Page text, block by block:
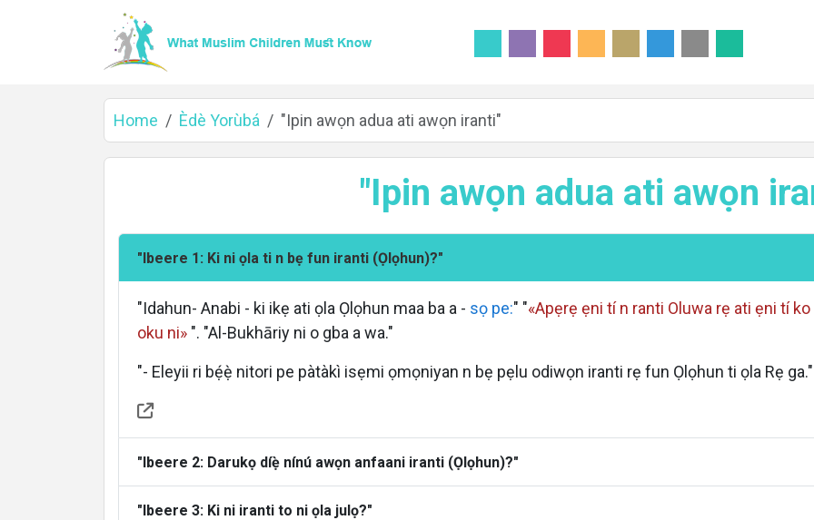
Home Èdè Yorùbá "Ipin awọn adua ati awọn iranti"
"Ipin awọn adua ati awọn
"Ibeere 1: Ki ni ọla ti n bẹ fun iranti (Ọlọhun)?"
"Idahun- Anabi - ki ikẹ ati ọla Ọlọhun maa ba a - sọ pe:" "«Apẹrẹ ẹni tí n ranti Oluwa rẹ ati ẹni tí
oku ni» ". "Al-Bukhāriy ni o gba a wa."
"- Eleyii ri bẹ́ẹ̀ nitori pe pàtàkì isẹmi ọmọniyan n bẹ pẹlu odiwọn iranti rẹ fun Ọlọhun ti ọla Rẹ ga."
"Ibeere 2: Darukọ díẹ̀ nínú awọn anfaani iranti (Ọlọhun)?"
"Ibeere 3: Ki ni iranti to ni ọla julọ?"